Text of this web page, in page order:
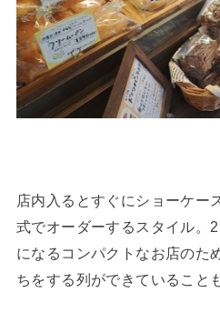
店内入るとすぐにショーケー
式でオーダーするスタイル。
になるコンパクトなお店のた
ちをする列ができていること